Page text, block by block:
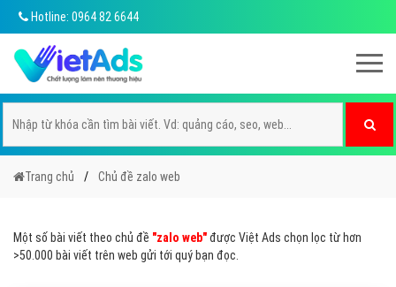
Hotline: 0964 82 6644
Trang chủ Chủ đề zalo web
Một số bài viết theo chủ đề "zalo web"được Việt Ads chọn lọc từ hơn
>50.000 bài viết trên web gửi tới quý bạn đọc.